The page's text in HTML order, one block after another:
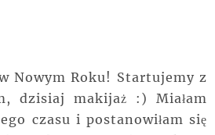
Nowym Roku! Startujemy z
dzisiaj makijaż :) Miałam
czasu i postanowiłam się